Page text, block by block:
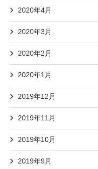
2020年4月
2020年3月
2020年2月
2020年1月
2019年12月
2019年11月
2019年10月
2019年9月